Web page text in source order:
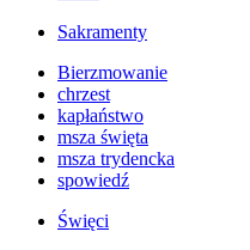
Sakramenty
Bierzmowanie
chrzest
kapłaństwo
msza święta
msza trydencka
spowiedź
Święci